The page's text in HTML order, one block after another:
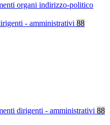
organi indirizzo-politico
- amministrativi 88
dirigenti - amministrativi 88